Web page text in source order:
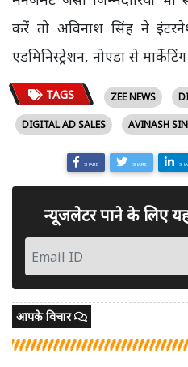
करें तो अविनाश सिंह ने
एडमिनिस्ट्रेशन, नोएडा से
TAGS ZEE NEWS
DIGITAL AD SALES
AVINASH
SHARE SHARE
न्यूजलेटर पाने के लिए
आपके विचार